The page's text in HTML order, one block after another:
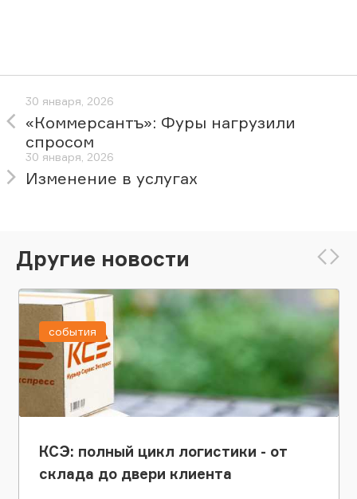
30 января, 2026
«Коммерсантъ»: Фуры нагрузили
спросом
30 января, 2026
Изменение в услугах
Другие новости
КСЭ: полный цикл логистики - от
склада до двери клиента
события